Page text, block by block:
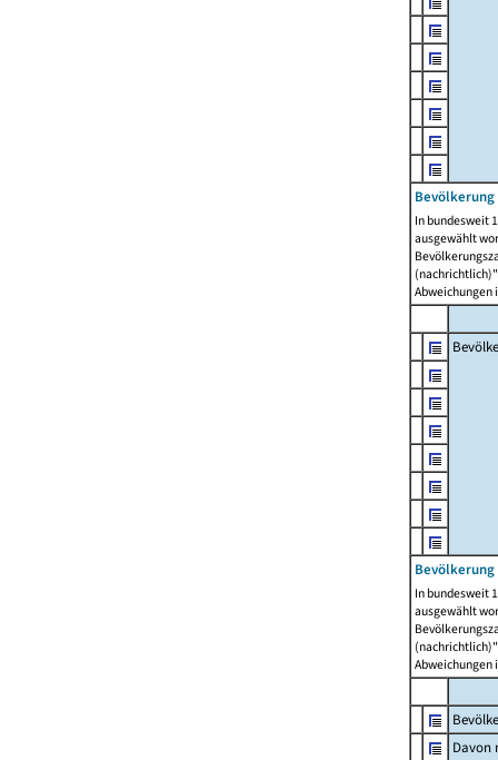
In bundesweit
ausgewählt
Abweichungen
In bundesweit
ausgewählt
Abweichungen
Davon